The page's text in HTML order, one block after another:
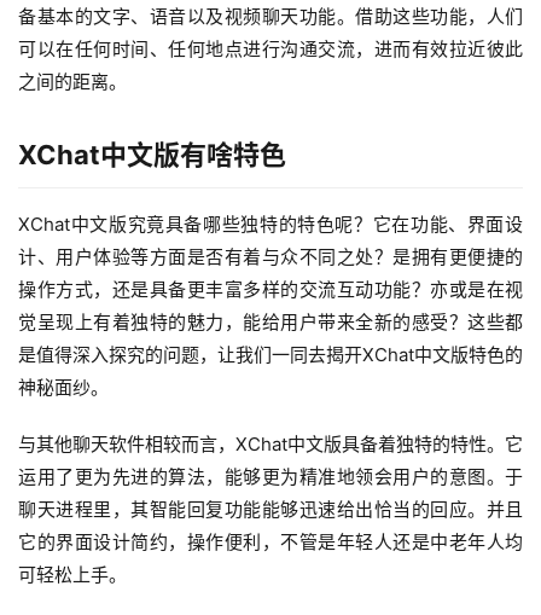
备基本的文字、语音以及视频聊天功能。借助这些功能，人们
可以在任何时间、任何地点进行沟通交流，进而有效拉近彼此
之间的距离。
XChat中文版有啥特色
XChat中文版究竟具备哪些独特的特色呢？它在功能、界面设
计、用户体验等方面是否有着与众不同之处？是拥有更便捷的
操作方式，还是具备更丰富多样的交流互动功能？亦或是在视
觉呈现上有着独特的魅力，能给用户带来全新的感受？这些都
是值得深入探究的问题，让我们一同去揭开XChat中文版特色的
神秘面纱。
与其他聊天软件相较而言，XChat中文版具备着独特的特性。它
运用了更为先进的算法，能够更为精准地领会用户的意图。于
聊天进程里，其智能回复功能能够迅速给出恰当的回应。并且
它的界面设计简约，操作便利，不管是年轻人还是中老年人均
可轻松上手。